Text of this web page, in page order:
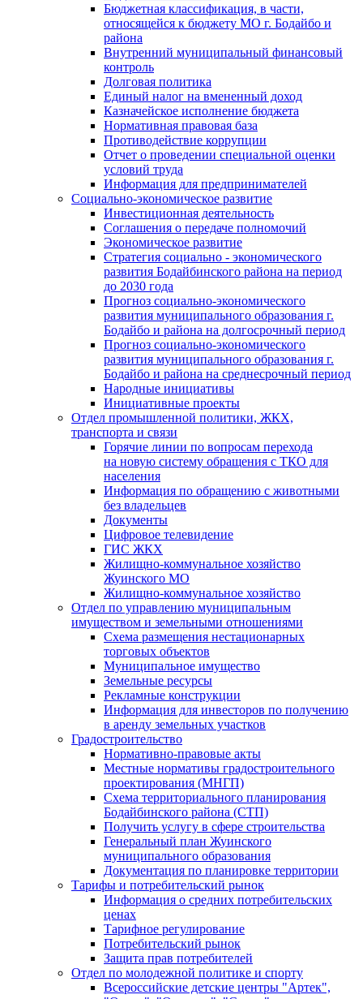
Бюджетная классификация, в части,
относящейся к бюджету МО г. Бодайбо и
района
Внутренний муниципальный финансовый
контроль
Долговая политика
Единый налог на вмененный доход
Казначейское исполнение бюджета
Нормативная правовая база
Противодействие коррупции
Отчет о проведении специальной оценки
условий труда
Информация для предпринимателей
Социально-экономическое развитие
Инвестиционная деятельность
Соглашения о передаче полномочий
Экономическое развитие
Стратегия социально - экономического
развития Бодайбинского района на период
до 2030 года
Прогноз социально-экономического
развития муниципального образования г.
Бодайбо и района на долгосрочный период
Прогноз социально-экономического
развития муниципального образования г.
Бодайбо и района на среднесрочный период
Народные инициативы
Инициативные проекты
Отдел промышленной политики, ЖКХ,
транспорта и связи
Горячие линии по вопросам перехода
на новую систему обращения с ТКО для
населения
Информация по обращению с животными
без владельцев
Документы
Цифровое телевидение
ГИС ЖКХ
Жилищно-коммунальное хозяйство
Жуинского МО
Жилищно-коммунальное хозяйство
Отдел по управлению муниципальным
имуществом и земельными отношениями
Схема размещения нестационарных
торговых объектов
Муниципальное имущество
Земельные ресурсы
Рекламные конструкции
Информация для инвесторов по получению
в аренду земельных участков
Градостроительство
Нормативно-правовые акты
Местные нормативы градостроительного
проектирования (МНГП)
Схема территориального планирования
Бодайбинского района (СТП)
Получить услугу в сфере строительства
Генеральный план Жуинского
муниципального образования
Документация по планировке территории
Тарифы и потребительский рынок
Информация о средних потребительских
ценах
Тарифное регулирование
Потребительский рынок
Защита прав потребителей
Отдел по молодежной политике и спорту
Всероссийские детские центры "Артек",